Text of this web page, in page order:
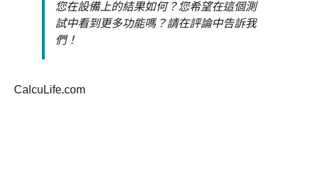
您在設備上的結果如何？您希望在這個測
試中看到更多功能嗎？請在評論中告訴我
們！
CalcuLife.com